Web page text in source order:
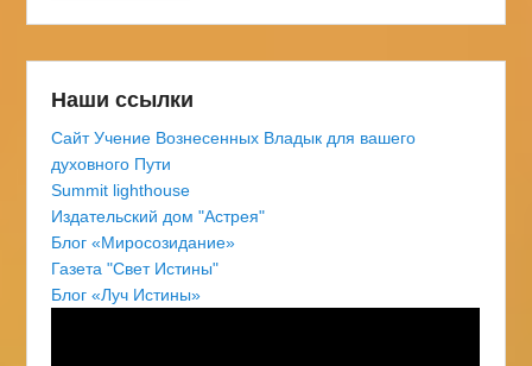
Наши ссылки
Сайт Учение Вознесенных Владык для вашего
духовного Пути
Summit lighthouse
Издательский дом "Астрея"
Блог «Миросозидание»
Газета "Свет Истины"
Блог «Луч Истины»